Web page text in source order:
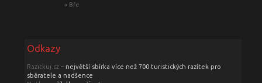
« Bře
Odkazy
Razitkuj.cz– největší sbírka více než 700 turistických razítek pro
sběratele a nadšence